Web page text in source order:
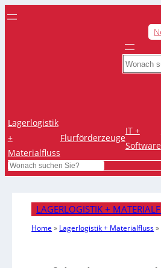
Search
Lagerlogistik
+
Materialfluss
Flurförderzeuge
IT +
Software
Search
LAGERLOGISTIK +
Home » Lagerlogistik + Materialfluss»